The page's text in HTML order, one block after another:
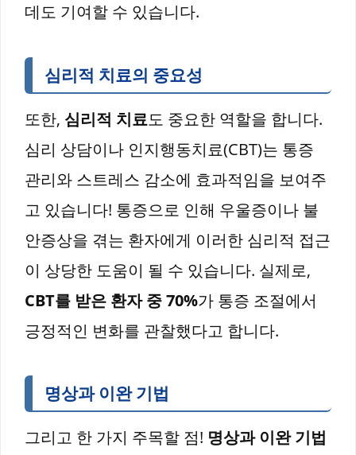
데도 기여할 수 있습니다.
심리적 치료의 중요성
또한, 심리적 치료도 중요한 역할을 합니다.
심리 상담이나 인지행동치료(CBT)는 통증
관리와 스트레스 감소에 효과적임을 보여주
고 있습니다! 통증으로 인해 우울증이나 불
안증상을 겪는 환자에게 이러한 심리적 접근
이 상당한 도움이 될 수 있습니다. 실제로,
CBT를 받은 환자 중 70%가 통증 조절에서
긍정적인 변화를 관찰했다고 합니다.
명상과 이완 기법
그리고 한 가지 주목할 점! 명상과 이완 기법